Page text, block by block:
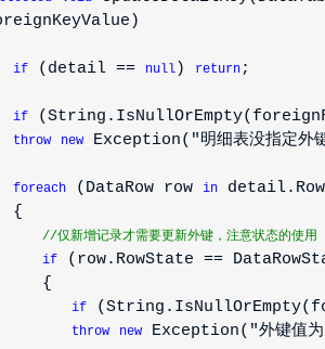
if (detail == null ) return ;
if
throw new Exception("明细表没指定外
foreach (DataRow row in
//仅新增记录才需要更新外键，注意状态的使用
if
(row.RowState ==
if
throw new Exception("外键值